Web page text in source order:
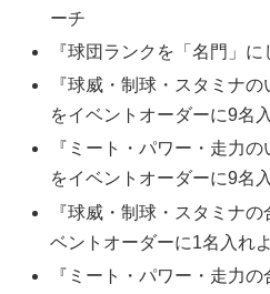
ーチ
『球団ランクを「名門」
『球威・制球・スタミナ
をイベントオーダーに9名
『ミート・パワー・走力
をイベントオーダーに9名
『球威・制球・スタミナ
ベントオーダーに1名入れ
『ミート・パワー・走力